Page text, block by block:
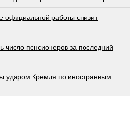
официальной работы снизит
число пенсионеров за последний
ударом Кремля по иностранным